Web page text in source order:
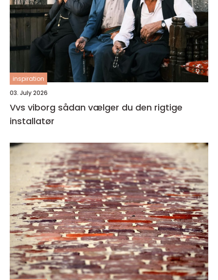
inspiration
03. July 2026
Vvs viborg sådan vælger du den rigtige
installatør